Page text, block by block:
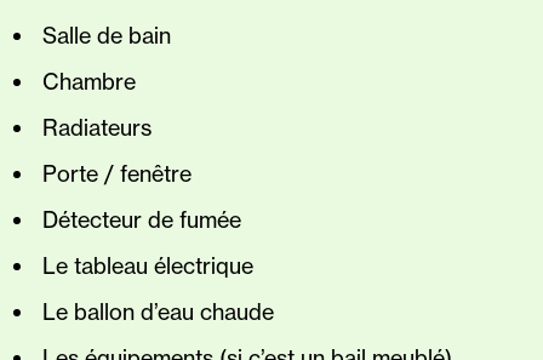
Salle de bain
Chambre
Radiateurs
Porte / fenêtre
Détecteur de fumée
Le tableau électrique
Le ballon d’eau chaude